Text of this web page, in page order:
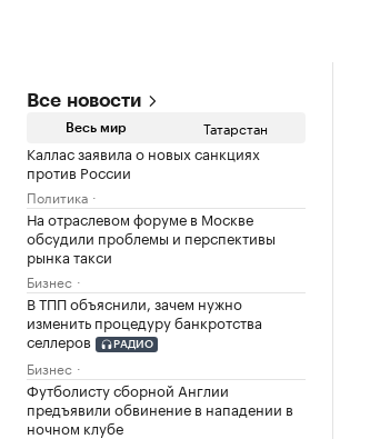
Все новости
Весь мир Татарстан
Каллас заявила о новых санкциях
против России
Политика
На отраслевом форуме в Москве
обсудили проблемы и перспективы
рынка такси
Бизнес
В ТПП объяснили, зачем нужно
изменить процедуру банкротства
селлеров
РАДИО
Бизнес
Футболисту сборной Англии
предъявили обвинение в нападении в
ночном клубе